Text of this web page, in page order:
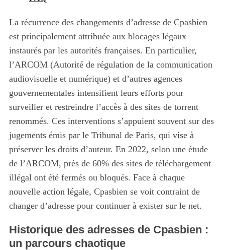
La récurrence des changements d’adresse de Cpasbien
est principalement attribuée aux blocages légaux
instaurés par les autorités françaises. En particulier,
l’ARCOM (Autorité de régulation de la communication
audiovisuelle et numérique) et d’autres agences
gouvernementales intensifient leurs efforts pour
surveiller et restreindre l’accès à des sites de torrent
renommés. Ces interventions s’appuient souvent sur des
jugements émis par le Tribunal de Paris, qui vise à
préserver les droits d’auteur. En 2022, selon une étude
de l’ARCOM, près de 60% des sites de téléchargement
illégal ont été fermés ou bloqués. Face à chaque
nouvelle action légale, Cpasbien se voit contraint de
changer d’adresse pour continuer à exister sur le net.
Historique des adresses de Cpasbien :
un parcours chaotique